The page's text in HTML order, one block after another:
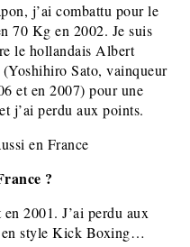
j’ai combattu pour le
70 Kg en 2002. Je suis
le hollandais Albert
Sato, vainqueur
et en 2007) pour une
j’ai perdu aux points.
en France
?
2001. J’ai perdu aux
en style Kick Boxing…